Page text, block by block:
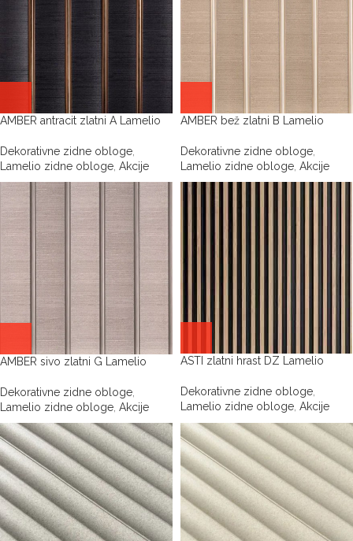
AMBER antracit zlatni A Lamelio
Dekorativne zidne obloge
Lamelio zidne obloge Akcije
AMBER bež zlatni B Lamelio
Dekorativne zidne obloge
Lamelio zidne obloge Akcije
AMBER sivo zlatni G Lamelio
Dekorativne zidne obloge
Lamelio zidne obloge Akcije
ASTI zlatni hrast DZ Lamelio
Dekorativne zidne obloge
Lamelio zidne obloge Akcije